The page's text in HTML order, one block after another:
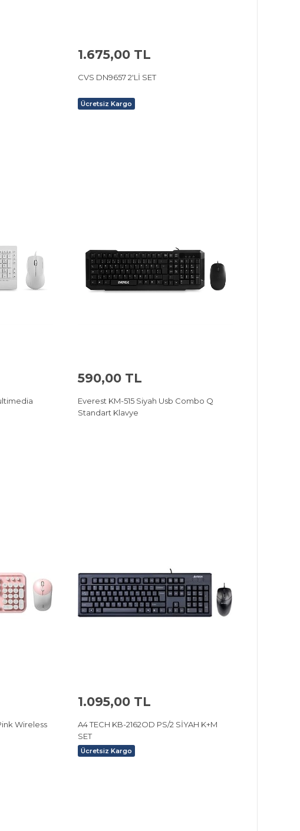
1.675,00 TL
CVS DN9657 2'Lİ SET
Ücretsiz Kargo
590,00 TL
Everest KM-515 Siyah Usb Combo Q
Standart Klavye
Wireless
1.095,00 TL
A4 TECH KB-2162OD PS/2 SİYAH K+M
SET
Ücretsiz Kargo